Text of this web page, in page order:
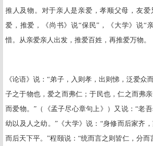
推人及物。对于亲人是亲爱，孝顺父母，友
爱，推爱，《尚书》说“保民”，《大学》说“
惜。从亲爱亲人出发，推爱百姓，再推爱万物。
《论语》说：“弟子，入则孝，出则悌，泛爱众
子之于物也，爱之而弗仁；于民也，仁之而弗
而爱物。”（《孟子尽心章句上》）又说：“老
幼以及人之幼。”《大学》说：“身修而后家齐
而后天下平。”程颐说：“统而言之则皆仁，分而